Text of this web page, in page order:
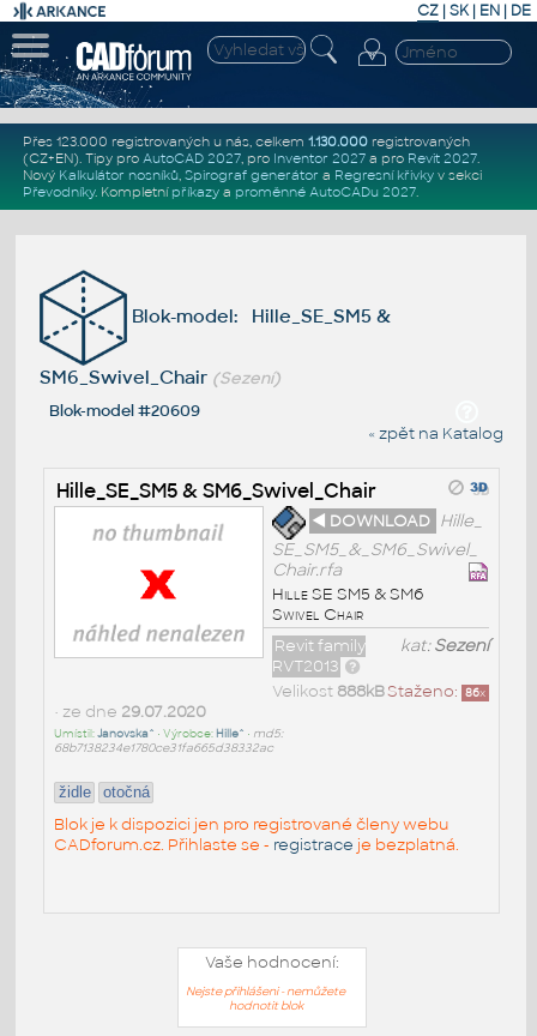
CZ | SK| EN | DE
Přes 123.000 registrovaných u nás, celkem 1.130.000registrovaných
(CZ+EN). Tipy pro AutoCAD 2027, pro Inventor 2027a pro Revit 2027.
Nový Kalkulátor nosníků, Spirograf generátor a Regresní křivkyv sekci
Převodníky. Kompletní příkazya proměnné AutoCADu 2027.
Blok-model: Hille_SE_SM5 &
SM6_Swivel_Chair (Sezení)
Blok-model #20609
« zpět na Katalog
Hille_SE_SM5 & SM6_Swivel_Chair
◄ DOWNLOAD Hille_
SE_SM5_&_SM6_Swivel_
Chair.rfa
Hille SE SM5 & SM6
Swivel Chair
kat:Sezení
Revit family
RVT2013
Staženo: 86x
Velikost 888kB
• ze dne 29.07.2020
Umístil:Janovska^ • Výrobce: Hille^ • md5:
68b7138234e1780ce31fa665d38332ac
židle otočná
Blok je k dispozici jen pro registrované členy webu
CADforum.cz. Přihlaste se - registrace je bezplatná.
Vaše hodnocení:
Nejste přihlášeni - nemůžete
hodnotit blok